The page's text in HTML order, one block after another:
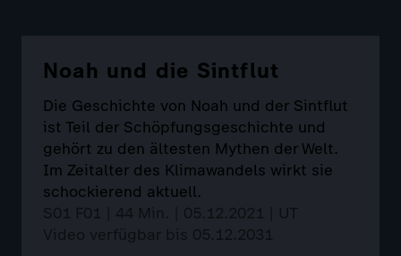
Noah und die Sintflut
Die Geschichte von Noah und der Sintflut
ist Teil der Schöpfungsgeschichte und
gehört zu den ältesten Mythen der Welt.
Im Zeitalter des Klimawandels wirkt sie
schockierend aktuell.
S01 F01 | 44 Min. | 05.12.2021 | UT
Video verfügbar bis 05.12.2031